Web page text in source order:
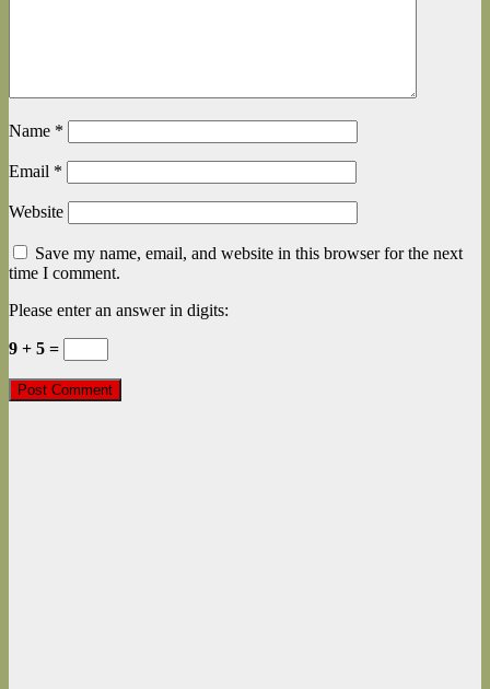
Name *
Email *
Website
Save my name, email, and website in this browser for the next
time I comment.
Please enter an answer in digits:
9 + 5 =